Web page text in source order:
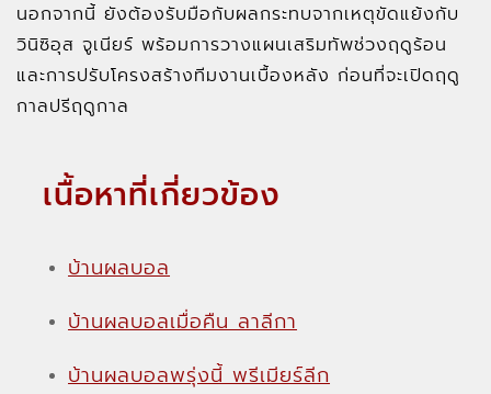
นอกจากนี้ ยังต้องรับมือกับผลกระทบจากเหตุขัดแย้งกับ
วินิซิอุส จูเนียร์ พร้อมการวางแผนเสริมทัพช่วงฤดูร้อน
และการปรับโครงสร้างทีมงานเบื้องหลัง ก่อนที่จะเปิดฤดู
กาลปรีฤดูกาล
เนื้อหาที่เกี่ยวข้อง
บ้านผลบอล
บ้านผลบอลเมื่อคืน ลาลีกา
บ้านผลบอลพรุ่งนี้ พรีเมียร์ลีก